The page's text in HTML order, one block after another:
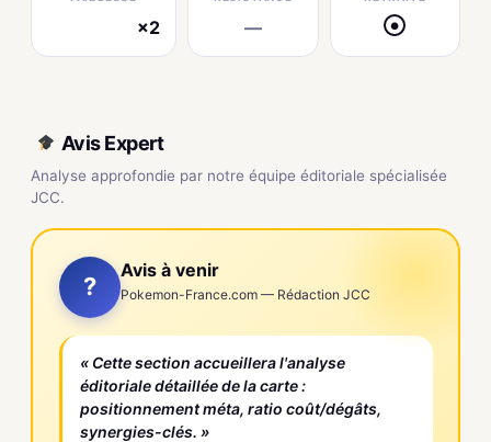
×2 — ●
Avis Expert
Analyse approfondie par notre équipe éditoriale spécialisée
JCC.
?
Avis à venir
Pokemon-France.com — Rédaction JCC
« Cette section accueillera l'analyse
éditoriale détaillée de la carte :
positionnement méta, ratio coût/dégâts,
synergies-clés. »